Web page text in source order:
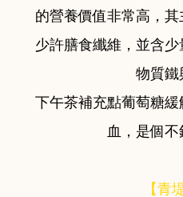
的營養價值非常高，
少許膳食纖維，並含
物質鐵
下午茶補充點葡萄糖
血，是個不
【青